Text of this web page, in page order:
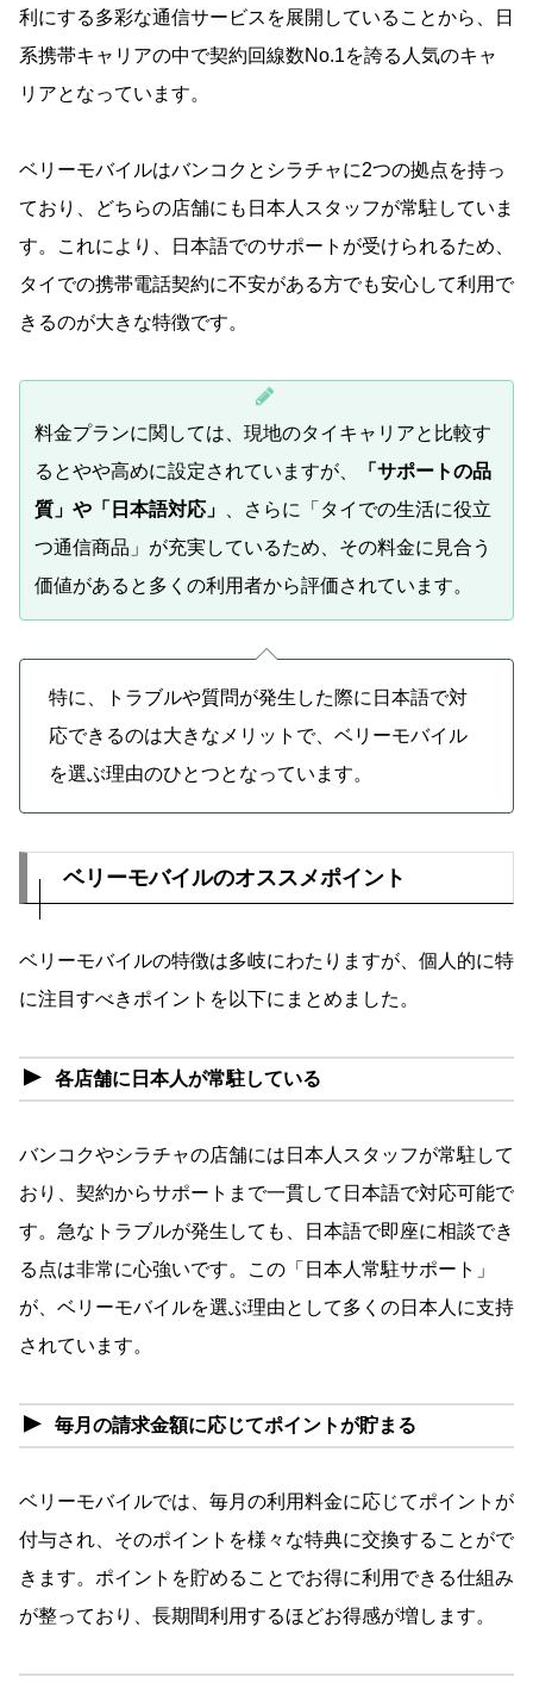
利にする多彩な通信サービスを展開していることから、日
系携帯キャリアの中で契約回線数No.1を誇る人気のキャ
リアとなっています。
ベリーモバイルはバンコクとシラチャに2つの拠点を持っ
ており、どちらの店舗にも日本人スタッフが常駐していま
す。これにより、日本語でのサポートが受けられるため、
タイでの携帯電話契約に不安がある方でも安心して利用で
きるのが大きな特徴です。
料金プランに関しては、現地のタイキャリアと比較す
るとやや高めに設定されていますが、
「サポートの品
質」や「日本語対応」
、さらに「タイでの生活に役立
つ通信商品」が充実しているため、その料金に見合う
価値があると多くの利用者から評価されています。
特に、トラブルや質問が発生した際に日本語で対
応できるのは大きなメリットで、ベリーモバイル
を選ぶ理由のひとつとなっています。
ベリーモバイルのオススメポイント
ベリーモバイルの特徴は多岐にわたりますが、個人的に特
に注目すべきポイントを以下にまとめました。
各店舗に日本人が常駐している
バンコクやシラチャの店舗には日本人スタッフが常駐して
おり、契約からサポートまで一貫して日本語で対応可能で
す。急なトラブルが発生しても、日本語で即座に相談でき
る点は非常に心強いです。この「日本人常駐サポート」
が、ベリーモバイルを選ぶ理由として多くの日本人に支持
されています。
毎月の請求金額に応じてポイントが貯まる
ベリーモバイルでは、毎月の利用料金に応じてポイントが
付与され、そのポイントを様々な特典に交換することがで
きます。ポイントを貯めることでお得に利用できる仕組み
が整っており、長期間利用するほどお得感が増します。